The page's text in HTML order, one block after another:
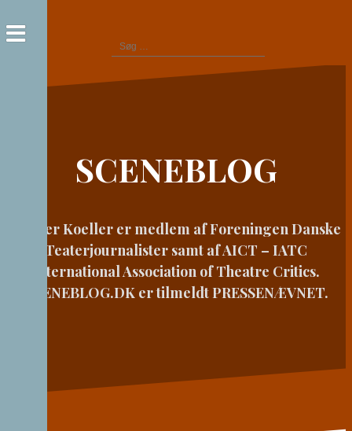
til
indhold
Søg
efter:
SCENEBLOG
Casper Koeller er medlem af Foreningen Danske
Teaterjournalister samt af AICT – IATC
International Association of Theatre Critics.
SCENEBLOG.DK er tilmeldt PRESSENÆVNET.